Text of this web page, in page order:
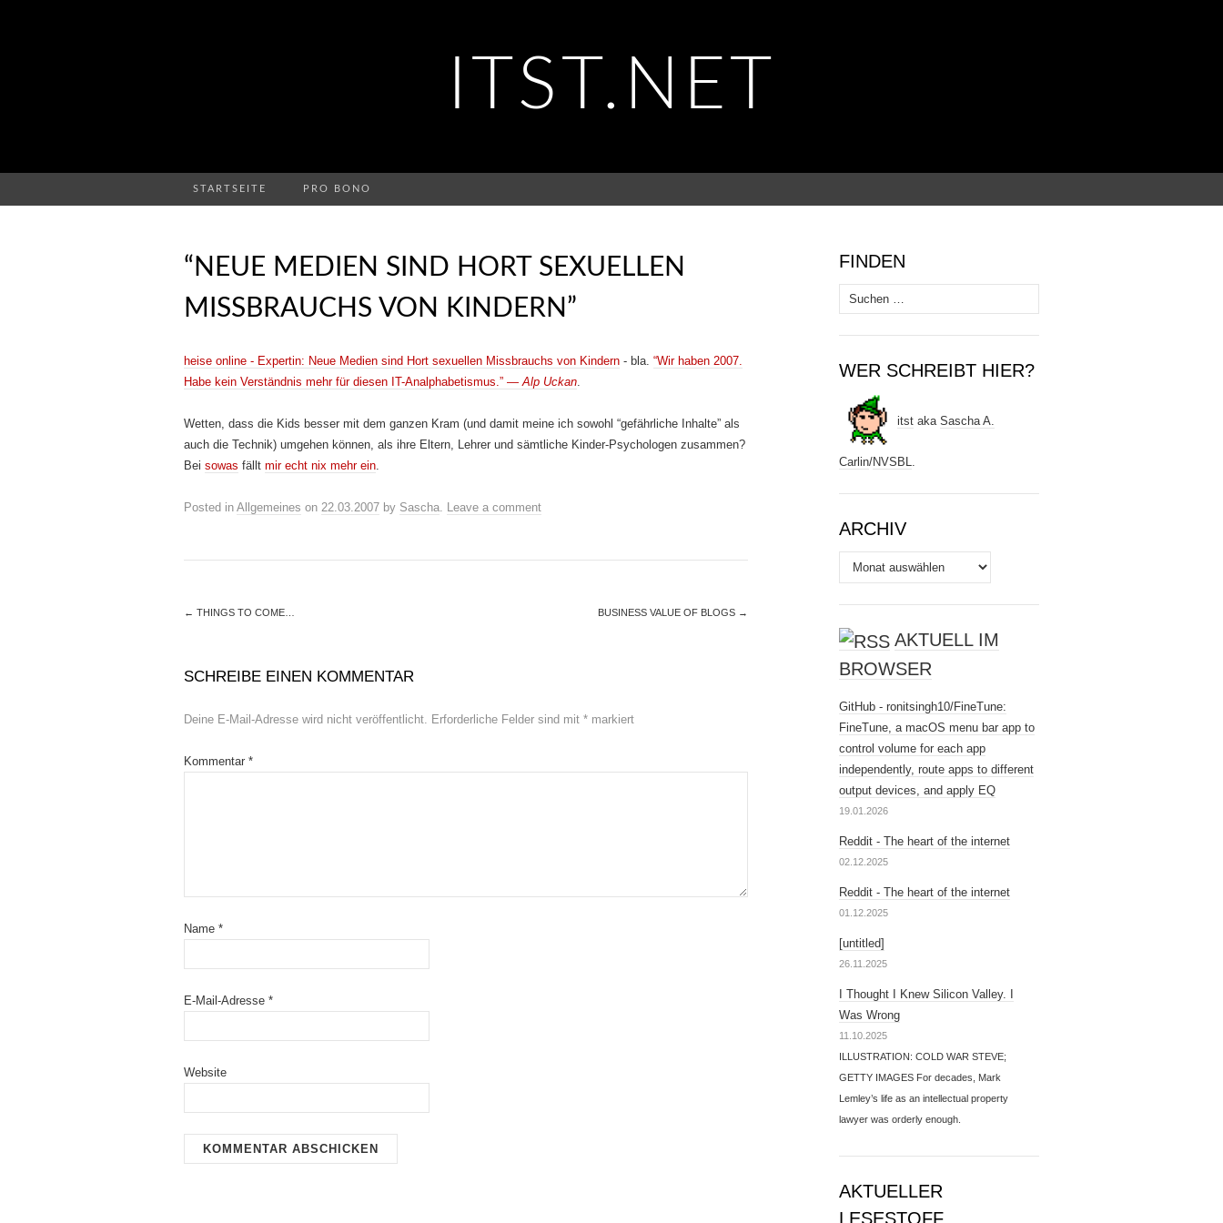
ITST.NET
STARTSEITE PRO BONO
nach:
“NEUE MEDIEN SIND HORT SEXUELLEN
MISSBRAUCHS VON KINDERN”
heise online - Expertin: Neue Medien sind Hort sexuellen Missbrauchs von Kindern - bla. “Wir haben 2007.
Habe kein Verständnis mehr für diesen IT-Analphabetismus.” —Alp Uckan.
Wetten, dass die Kids besser mit dem ganzen Kram (und damit meine ich sowohl “gefährliche Inhalte” als
auch die Technik) umgehen können, als ihre Eltern, Lehrer und sämtliche Kinder-Psychologen zusammen?
Bei sowas fällt mir echt nix mehr ein.
Posted in Allgemeines on 22.03.2007 by Sascha. Leave a comment
← THINGS TO COME… BUSINESS VALUE OF BLOGS →
SCHREIBE EINEN KOMMENTAR
Deine E-Mail-Adresse wird nicht veröffentlicht. Erforderliche Felder sind mit * markiert
Kommentar *
Name *
E-Mail-Adresse *
Website
FINDEN
Suchen
nach:
WER SCHREIBT HIER?
itst aka Sascha A.
Carlin/NVSBL.
ARCHIV
Archiv
AKTUELL IM
BROWSER
GitHub - ronitsingh10/FineTune:
FineTune, a macOS menu bar app to
control volume for each app
independently, route apps to different
output devices, and apply EQ
19.01.2026
Reddit - The heart of the internet
02.12.2025
Reddit - The heart of the internet
01.12.2025
[untitled]
26.11.2025
I Thought I Knew Silicon Valley. I
Was Wrong
11.10.2025
ILLUSTRATION: COLD WAR STEVE;
GETTY IMAGES For decades, Mark
Lemley’s life as an intellectual property
lawyer was orderly enough.
AKTUELLER
LESESTOFF